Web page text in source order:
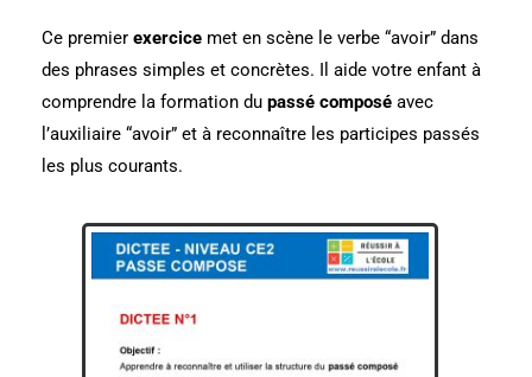
Ce premier exercice met en scène le verbe “avoir” dans
des phrases simples et concrètes. Il aide votre enfant à
comprendre la formation du passé composé avec
l’auxiliaire “avoir” et à reconnaître les participes passés
les plus courants.